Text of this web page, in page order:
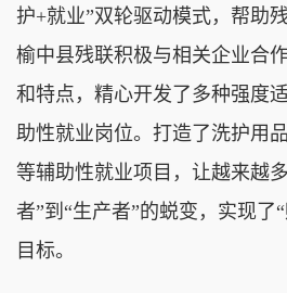
护+就业”双轮驱动模式，帮助
榆中县残联积极与相关企业合
和特点，精心开发了多种强度
助性就业岗位。打造了洗护用
等辅助性就业项目，让越来越
者”到“生产者”的蜕变，实现了
目标。